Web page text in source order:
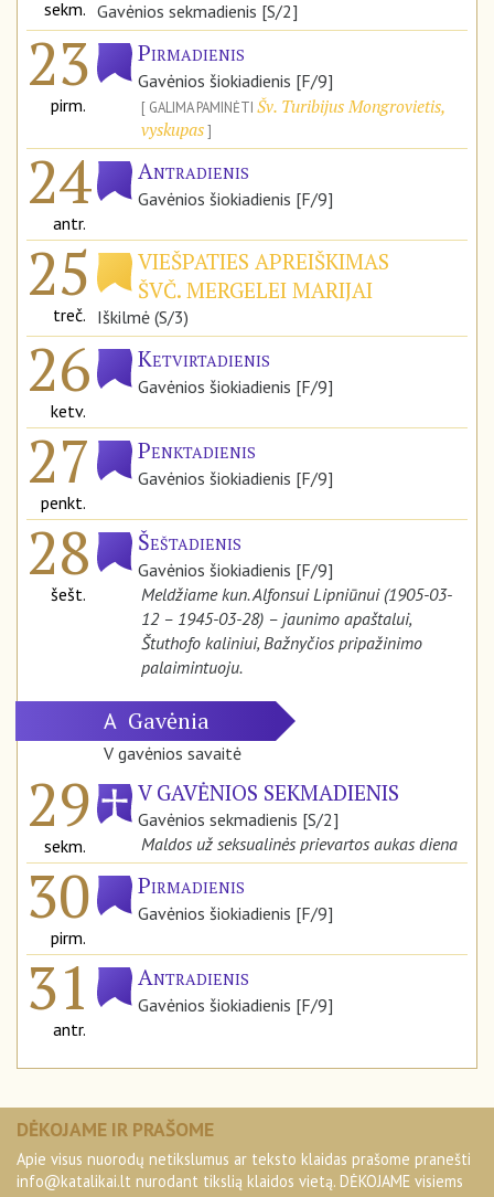
sekm. Gavėnios sekmadienis [S/2]
23
pirm.
Pirmadienis
Gavėnios šiokiadienis [F/9]
GALIMA PAMINĖTI Šv. Turibijus Mongrovietis,
vyskupas
24
antr.
Antradienis
Gavėnios šiokiadienis [F/9]
25
treč.
VIEŠPATIES APREIŠKIMAS
ŠVČ. MERGELEI MARIJAI
Iškilmė (S/3)
26
ketv.
Ketvirtadienis
Gavėnios šiokiadienis [F/9]
27
penkt.
Penktadienis
Gavėnios šiokiadienis [F/9]
28
šešt.
Šeštadienis
Gavėnios šiokiadienis [F/9]
Meldžiame kun. Alfonsui Lipniūnui (1905-03-
12 – 1945-03-28) – jaunimo apaštalui,
Štuthofo kaliniui, Bažnyčios pripažinimo
palaimintuoju.
A Gavėnia
V gavėnios savaitė
29
sekm.
V GAVĖNIOS SEKMADIENIS
Gavėnios sekmadienis [S/2]
Maldos už seksualinės prievartos aukas diena
30
pirm.
Pirmadienis
Gavėnios šiokiadienis [F/9]
31
antr.
Antradienis
Gavėnios šiokiadienis [F/9]
DĖKOJAME IR PRAŠOME
Apie visus nuorodų netikslumus ar teksto klaidas prašome pranešti
info@katalikai.lt nurodant tikslią klaidos vietą. DĖKOJAME visiems